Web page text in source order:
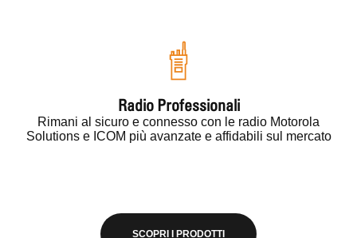
Radio Professionali
Rimani al sicuro e connesso con le radio Motorola
Solutions e ICOM più avanzate e affidabili sul mercato
SCOPRI I PRODOTTI